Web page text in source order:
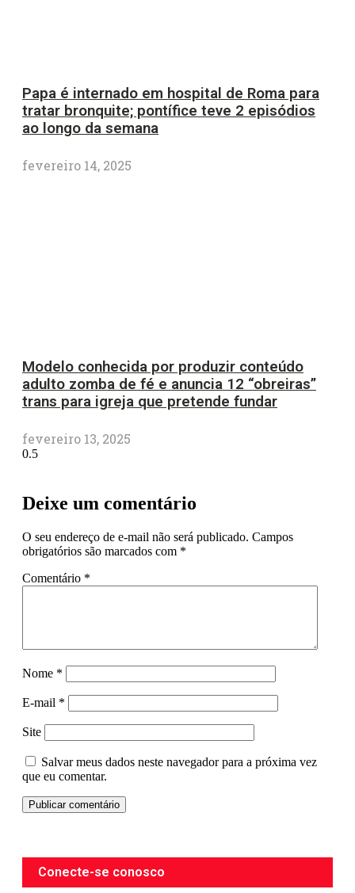
Papa é internado em hospital de Roma para
tratar bronquite; pontífice teve 2 episódios
ao longo da semana
fevereiro 14, 2025
Modelo conhecida por produzir conteúdo
adulto zomba de fé e anuncia 12 “obreiras”
trans para igreja que pretende fundar
fevereiro 13, 2025
Deixe um comentário
O seu endereço de e-mail não será publicado. Campos
obrigatórios são marcados com *
Comentário *
Nome *
E-mail *
Site
Salvar meus dados neste navegador para a próxima vez
que eu comentar.
Conecte-se conosco